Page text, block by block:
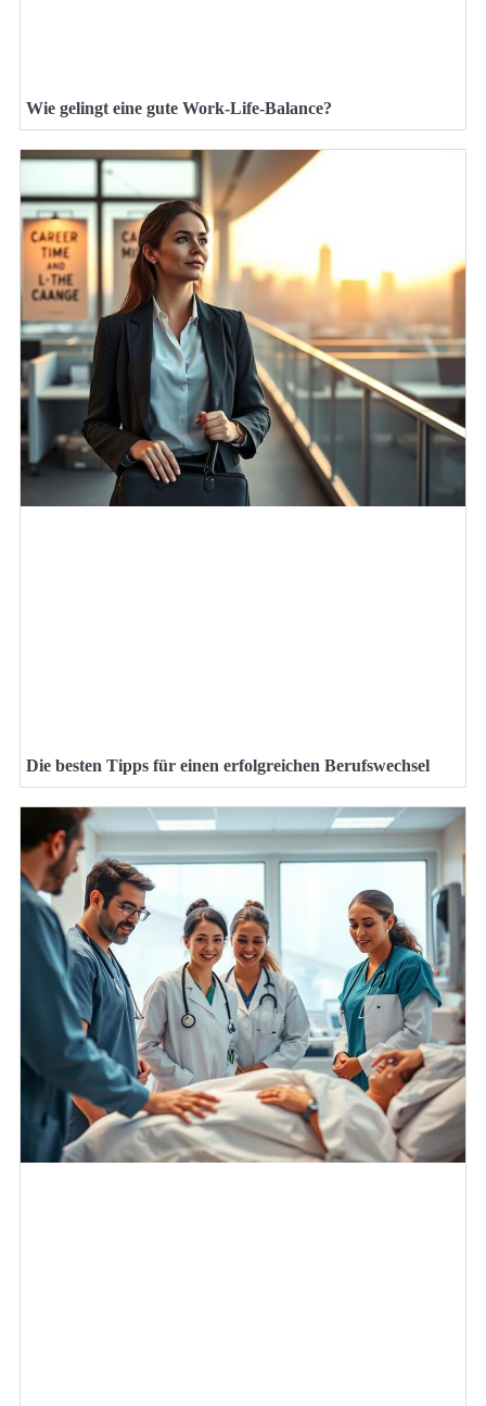
Wie gelingt eine gute Work-Life-Balance?
Die besten Tipps für einen erfolgreichen Berufswechsel